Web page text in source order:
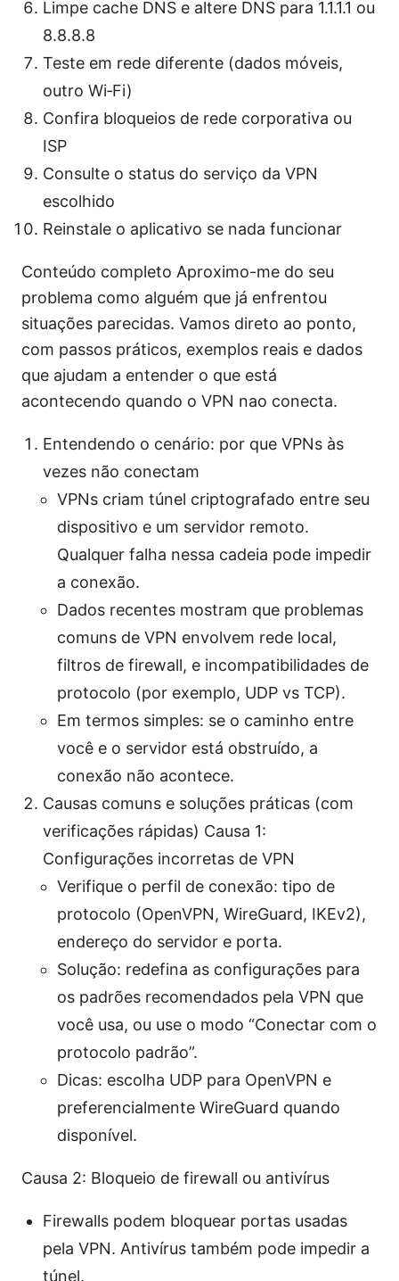
Limpe cache DNS e altere DNS para 1.1.1.1 ou
8.8.8.8
Teste em rede diferente (dados móveis,
outro Wi‑Fi)
Confira bloqueios de rede corporativa ou
ISP
Consulte o status do serviço da VPN
escolhido
Reinstale o aplicativo se nada funcionar
Conteúdo completo Aproximo-me do seu
problema como alguém que já enfrentou
situações parecidas. Vamos direto ao ponto,
com passos práticos, exemplos reais e dados
que ajudam a entender o que está
acontecendo quando o VPN nao conecta.
Entendendo o cenário: por que VPNs às
vezes não conectam
VPNs criam túnel criptografado entre seu
dispositivo e um servidor remoto.
Qualquer falha nessa cadeia pode impedir
a conexão.
Dados recentes mostram que problemas
comuns de VPN envolvem rede local,
filtros de firewall, e incompatibilidades de
protocolo (por exemplo, UDP vs TCP).
Em termos simples: se o caminho entre
você e o servidor está obstruído, a
conexão não acontece.
Causas comuns e soluções práticas (com
verificações rápidas) Causa 1:
Configurações incorretas de VPN
Verifique o perfil de conexão: tipo de
protocolo (OpenVPN, WireGuard, IKEv2),
endereço do servidor e porta.
Solução: redefina as configurações para
os padrões recomendados pela VPN que
você usa, ou use o modo “Conectar com o
protocolo padrão”.
Dicas: escolha UDP para OpenVPN e
preferencialmente WireGuard quando
disponível.
Causa 2: Bloqueio de firewall ou antivírus
Firewalls podem bloquear portas usadas
pela VPN. Antivírus também pode impedir a
túnel.